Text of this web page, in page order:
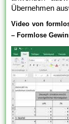
Übernehmen
Video von
– Formlose